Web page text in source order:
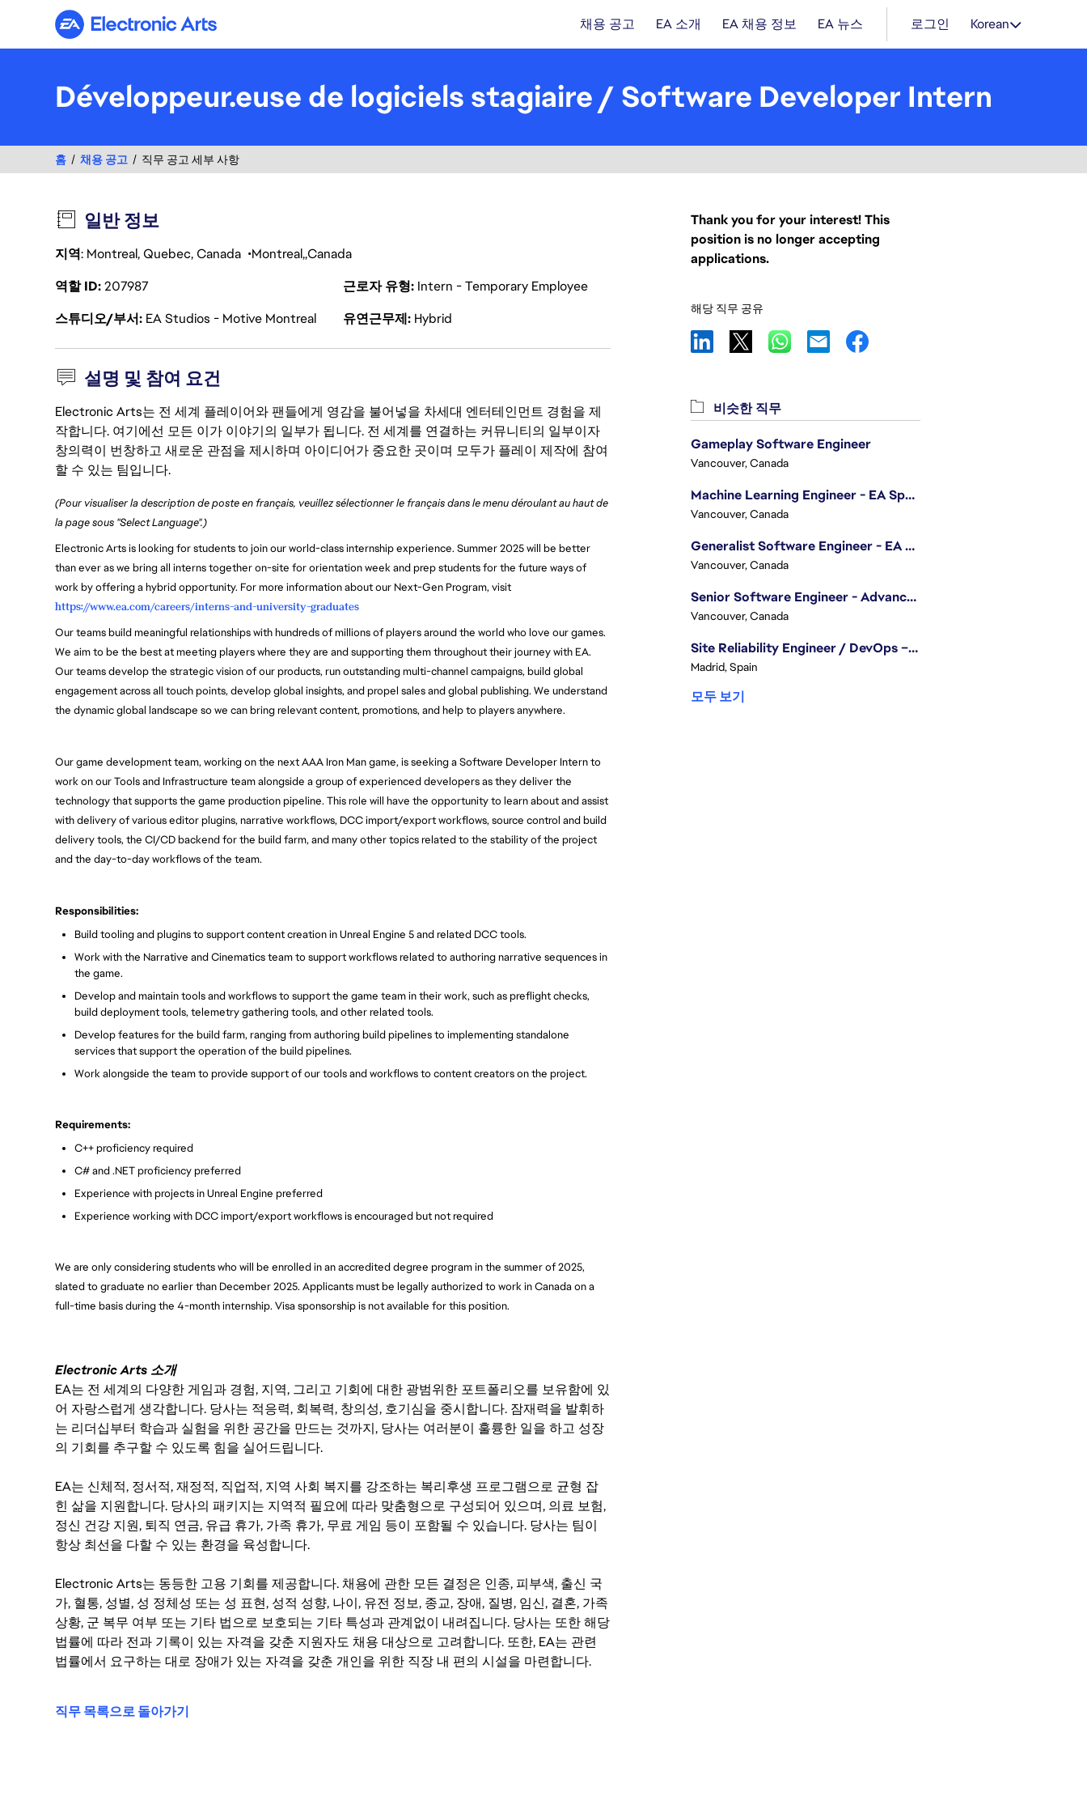
Electronic Arts 채용 공고 EA 소개 EA 채용 정보 EA 뉴스 로그인 Korean
Développeur.euse de logiciels stagiaire / Software Developer Intern
홈 채용 공고 직무 공고 세부 사항
일반 정보
지역: Montreal, Quebec, Canada Montreal Canada
역할 ID207987 근로자 유형 Intern - Temporary Employee
스튜디오/부서 EA Studios - Motive Montreal 유연근무제 Hybrid
설명 및 참여 요건
Electronic Arts는 전 세계 플레이어와 팬들에게 영감을 불어넣을 차세대 엔터테인먼트 경험을 제
작합니다. 여기에선 모든 이가 이야기의 일부가 됩니다. 전 세계를 연결하는 커뮤니티의 일부이자
창의력이 번창하고 새로운 관점을 제시하며 아이디어가 중요한 곳이며 모두가 플레이 제작에 참여
할 수 있는 팀입니다.
(Pour visualiser la description de poste en français, veuillez sélectionner le français dans le menu déroulant au haut de
la page sous "Select Language".)
Electronic Arts is looking for students to join our world-class internship experience. Summer 2025 will be better
than ever as we bring all interns together on-site for orientation week and prep students for the future ways of
work by offering a hybrid opportunity. For more information about our Next-Gen Program, visit
https://www.ea.com/careers/interns-and-university-graduates
Our teams build meaningful relationships with hundreds of millions of players around the world who love our games.
We aim to be the best at meeting players where they are and supporting them throughout their journey with EA.
Our teams develop the strategic vision of our products, run outstanding multi-channel campaigns, build global
engagement across all touch points, develop global insights, and propel sales and global publishing. We understand
the dynamic global landscape so we can bring relevant content, promotions, and help to players anywhere.
Our game development team, working on the next AAA Iron Man game, is seeking a Software Developer Intern to
work on our Tools and Infrastructure team alongside a group of experienced developers as they deliver the
technology that supports the game production pipeline. This role will have the opportunity to learn about and assist
with delivery of various editor plugins, narrative workflows, DCC import/export workflows, source control and build
delivery tools, the CI/CD backend for the build farm, and many other topics related to the stability of the project
and the day-to-day workflows of the team.
Responsibilities:
Build tooling and plugins to support content creation in Unreal Engine 5 and related DCC tools.
Work with the Narrative and Cinematics team to support workflows related to authoring narrative sequences in
the game.
Develop and maintain tools and workflows to support the game team in their work, such as preflight checks,
build deployment tools, telemetry gathering tools, and other related tools.
Develop features for the build farm, ranging from authoring build pipelines to implementing standalone
services that support the operation of the build pipelines.
Work alongside the team to provide support of our tools and workflows to content creators on the project.
Requirements:
C++ proficiency required
C# and .NET proficiency preferred
Experience with projects in Unreal Engine preferred
Experience working with DCC import/export workflows is encouraged but not required
We are only considering students who will be enrolled in an accredited degree program in the summer of 2025,
slated to graduate no earlier than December 2025. Applicants must be legally authorized to work in Canada on a
full-time basis during the 4-month internship. Visa sponsorship is not available for this position.
Electronic Arts 소개
EA는 전 세계의 다양한 게임과 경험, 지역, 그리고 기회에 대한 광범위한 포트폴리오를 보유함에 있
어 자랑스럽게 생각합니다. 당사는 적응력, 회복력, 창의성, 호기심을 중시합니다. 잠재력을 발휘하
는 리더십부터 학습과 실험을 위한 공간을 만드는 것까지, 당사는 여러분이 훌륭한 일을 하고 성장
의 기회를 추구할 수 있도록 힘을 실어드립니다.
EA는 신체적, 정서적, 재정적, 직업적, 지역 사회 복지를 강조하는 복리후생 프로그램으로 균형 잡
힌 삶을 지원합니다. 당사의 패키지는 지역적 필요에 따라 맞춤형으로 구성되어 있으며, 의료 보험,
정신 건강 지원, 퇴직 연금, 유급 휴가, 가족 휴가, 무료 게임 등이 포함될 수 있습니다. 당사는 팀이
항상 최선을 다할 수 있는 환경을 육성합니다.
Electronic Arts는 동등한 고용 기회를 제공합니다. 채용에 관한 모든 결정은 인종, 피부색, 출신 국
가, 혈통, 성별, 성 정체성 또는 성 표현, 성적 성향, 나이, 유전 정보, 종교, 장애, 질병, 임신, 결혼, 가족
상황, 군 복무 여부 또는 기타 법으로 보호되는 기타 특성과 관계없이 내려집니다. 당사는 또한 해당
법률에 따라 전과 기록이 있는 자격을 갖춘 지원자도 채용 대상으로 고려합니다. 또한, EA는 관련
법률에서 요구하는 대로 장애가 있는 자격을 갖춘 개인을 위한 직장 내 편의 시설을 마련합니다.
직무 목록으로 돌아가기
Thank you for your interest! This
position is no longer accepting
applications.
해당 직무 공유
비슷한 직무
Gameplay Software Engineer
Vancouver, Canada
Machine Learning Engineer - EA Sports FC
Vancouver, Canada
Generalist Software Engineer - EA Sports FC
Vancouver, Canada
Senior Software Engineer - Advanced Technology Group
Vancouver, Canada
Site Reliability Engineer / DevOps – Localization
Madrid, Spain
모두 보기